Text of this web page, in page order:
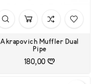
Akrapovich Muffler Dual
Pipe
180,00 ლ